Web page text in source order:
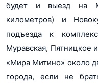
будет и выезд на
километров) и
подъезда к
Муравская, Пятницкое
«Мира Митино» около
города, если не